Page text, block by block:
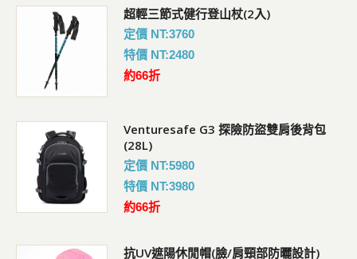
超輕三節式健行登山杖(2入)
定價 NT:3760
特價 NT:2480
約66折
Venturesafe G3 探險防盜雙肩後背包
(28L)
定價 NT:5980
特價 NT:3980
約66折
抗UV遮陽休閒帽(臉/肩頸部防曬設計)